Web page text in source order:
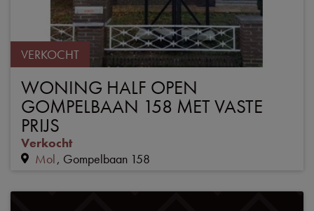
VERKOCHT
WONING HALF OPEN
GOMPELBAAN 158 MET VASTE
PRIJS
Verkocht
Mol Gompelbaan 158